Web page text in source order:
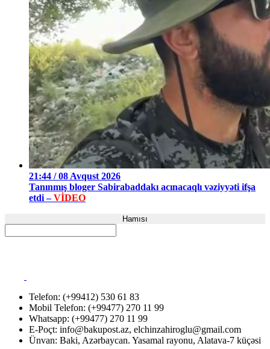
21:44 / 08 Avqust 2026
Tanınmış bloger Sabirabaddakı acınacaqlı vəziyyəti ifşa
etdi –VİDEO
Hamısı
Telefon: (+99412) 530 61 83
Mobil Telefon: (+99477) 270 11 99
Whatsapp: (+99477) 270 11 99
E-Poçt: info@bakupost.az, elchinzahiroglu@gmail.com
Ünvan: Baki, Azərbaycan. Yasamal rayonu, Alatava-7 küçəsi